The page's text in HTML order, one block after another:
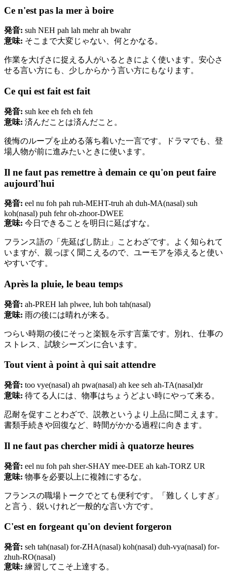
Ce n'est pas la mer à boire
発音: suh NEH pah lah mehr ah bwahr
意味: そこまで大変じゃない、何とかなる。
作業を大げさに捉える人がいるときによく使います。安心さ
せる言い方にも、少しからかう言い方にもなります。
Ce qui est fait est fait
発音: suh kee eh feh eh feh
意味: 済んだことは済んだこと。
後悔のループを止める落ち着いた一言です。ドラマでも、登
場人物が前に進みたいときに使います。
Il ne faut pas remettre à demain ce qu'on peut faire
aujourd'hui
発音: eel nu foh pah ruh-MEHT-truh ah duh-MA(nasal) suh
koh(nasal) puh fehr oh-zhoor-DWEE
意味: 今日できることを明日に延ばすな。
フランス語の「先延ばし防止」ことわざです。よく知られて
いますが、親っぽく聞こえるので、ユーモアを添えると使い
やすいです。
Après la pluie, le beau temps
発音: ah-PREH lah plwee, luh boh tah(nasal)
意味: 雨の後には晴れが来る。
つらい時期の後にそっと楽観を示す言葉です。別れ、仕事の
ストレス、試験シーズンに合います。
Tout vient à point à qui sait attendre
発音: too vye(nasal) ah pwa(nasal) ah kee seh ah-TA(nasal)dr
意味: 待てる人には、物事はちょうどよい時にやって来る。
忍耐を促すことわざで、説教というより上品に聞こえます。
書類手続きや回復など、時間がかかる過程に向きます。
Il ne faut pas chercher midi à quatorze heures
発音: eel nu foh pah sher-SHAY mee-DEE ah kah-TORZ UR
意味: 物事を必要以上に複雑にするな。
フランスの職場トークでとても便利です。「難しくしすぎ」
と言う、鋭いけれど一般的な言い方です。
C'est en forgeant qu'on devient forgeron
発音: seh tah(nasal) for-ZHA(nasal) koh(nasal) duh-vya(nasal) for-
zhuh-RO(nasal)
意味: 練習してこそ上達する。